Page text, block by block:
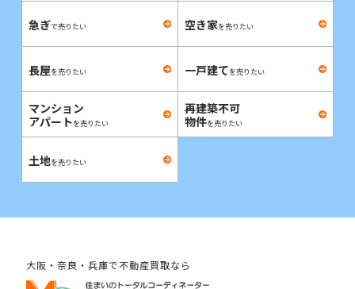
急ぎで売りたい 空き家を売りたい
長屋を売りたい 一戸建てを売りたい
マンション
アパートを売りたい
再建築不可
物件を売りたい
土地を売りたい
大阪・奈良・兵庫で不動産買取なら